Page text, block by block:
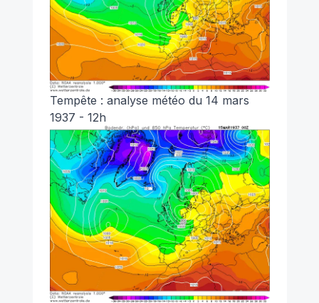
Tempête : analyse météo du 14 mars
1937 - 12h